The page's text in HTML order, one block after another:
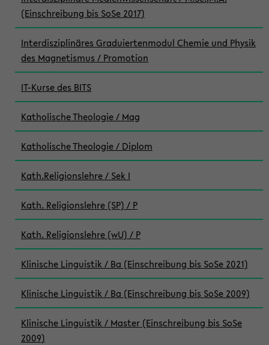
(Einschreibung bis SoSe 2017)
Interdisziplinäres Graduiertenmodul Chemie und Physik
des Magnetismus / Promotion
IT-Kurse des BITS
Katholische Theologie / Mag
Katholische Theologie / Diplom
Kath.Religionslehre / Sek I
Kath. Religionslehre (SP) / P
Kath. Religionslehre (wU) / P
Klinische Linguistik / Ba (Einschreibung bis SoSe 2021)
Klinische Linguistik / Ba (Einschreibung bis SoSe 2009)
Klinische Linguistik / Master (Einschreibung bis SoSe
2009)